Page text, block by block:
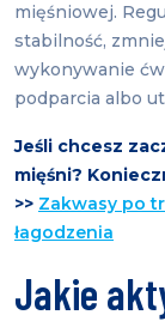
mięśniowej.
stabilność,
wykonywanie
podparcia albo
Jeśli chcesz
mięśni?
>> Zakwasy po
łagodzenia
Jakie